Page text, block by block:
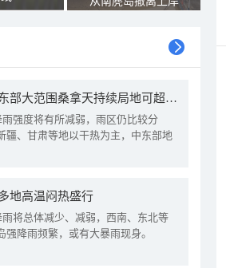
我国降雨强度进一步减弱 中东部大范围桑拿天持续局地可超38℃
强度将有所减弱，雨区仍比较分
疆、甘肃等地以干热为主，中东部地
地高温闷热盛行
将总体减少、减弱，西南、东北等
降雨频繁，或有大暴雨现身。